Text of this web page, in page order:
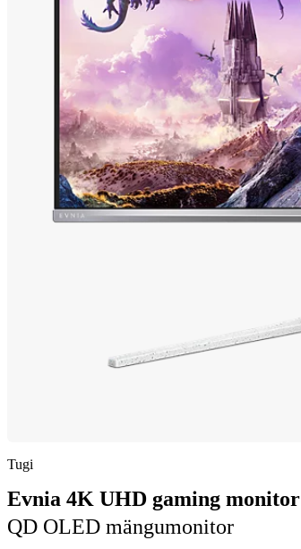
Tugi
Evnia 4K UHD gaming monitor
QD OLED mängumonitor